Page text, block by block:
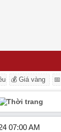
💰 Giá vàng
Thời trang
07:00 AM